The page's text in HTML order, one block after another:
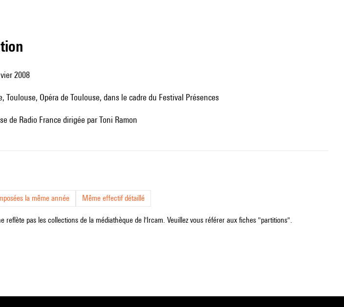
2008
Toulouse, Opéra de Toulouse, dans le cadre du Festival Présences
de Radio France dirigée par Toni Ramon
la même année Même effectif détaillé
reflète pas les collections de la médiathèque de l'Ircam. Veuillez vous référer aux fiches "partitions".